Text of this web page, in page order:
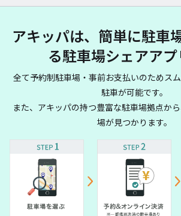
アキッパは、簡単に駐車
る駐車場シェアア
全て予約制駐車場・事前お支払いのためス
駐車が可能です。
また、アキッパの持つ豊富な駐車場拠点か
場が見つかります。